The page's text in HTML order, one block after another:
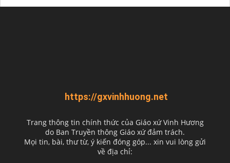
https://gxvinhhuong.net
Trang thông tin chính thức của Giáo xứ Vinh Hương
do Ban Truyền thông Giáo xứ đảm trách.
Mọi tin, bài, thư từ, ý kiến đóng góp... xin vui lòng gửi
về địa chỉ: